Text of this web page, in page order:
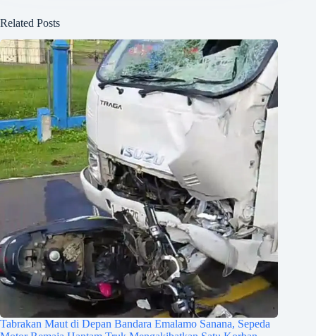
Related Posts
Tabrakan Maut di Depan Bandara Emalamo Sanana, Sepeda